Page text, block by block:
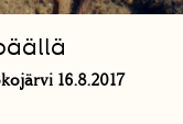
16.8.2017